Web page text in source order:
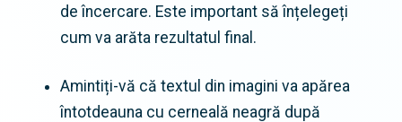
de încercare. Este important să înțelegeți
cum va arăta rezultatul final.
Amintiți-vă că textul din imagini va apărea
întotdeauna cu cerneală neagră după